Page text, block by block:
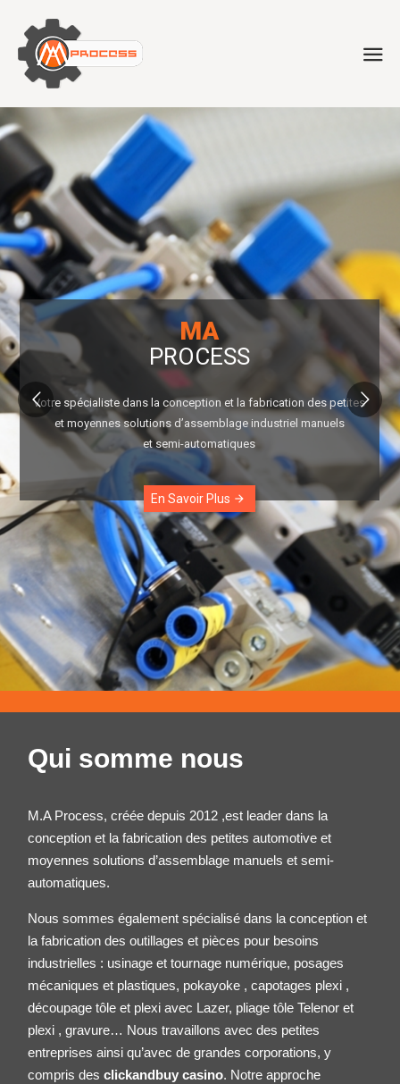
MA
PROCESS
Votre spécialiste dans la conception et la fabrication des petites
et moyennes solutions d’assemblage industriel manuels
et semi-automatiques
En Savoir Plus arrow_forward
Qui somme nous
M.A Process, créée depuis 2012 ,est leader dans la
conception et la fabrication des petitesautomotive et
moyennes solutions d’assemblage manuels et semi-
automatiques.
Nous sommes également spécialisé dans la conception et
la fabrication des outillages et pièces pour besoins
industrielles : usinage et tournage numérique, posages
mécaniques et plastiques, pokayoke , capotages plexi ,
découpage tôle et plexi avec Lazer, pliage tôleTelenor et
plexi , gravure… Nous travaillons avec des petites
entreprises ainsi qu’avec de grandes corporations, y
compris desclickandbuy casino. Notre approche